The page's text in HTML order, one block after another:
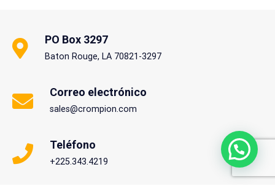
PO Box 3297
Baton Rouge, LA 70821-3297
Correo electrónico
sales@crompion.com
Teléfono
+225.343.4219